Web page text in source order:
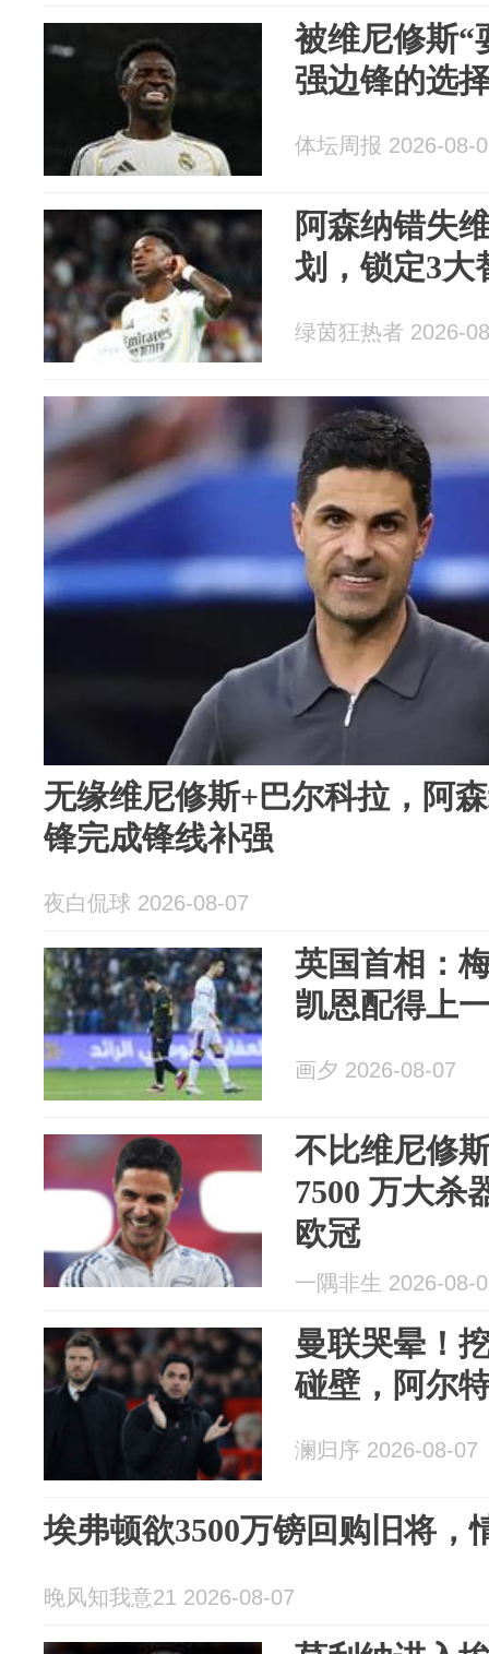
被维尼修斯“
强边锋的选
体坛周报 2026-08-
阿森纳错失
划，锁定3大
绿茵狂热者 2026-
无缘维尼修斯+巴尔科拉，阿
锋完成锋线补强
夜白侃球 2026-08-07
英国首相：
凯恩配得上
画夕 2026-08-07
不比维尼修
7500 万大杀
欧冠
一隅非生 2026-08-
曼联哭晕！
碰壁，阿尔
澜归序 2026-08-07
埃弗顿欲3500万镑回购旧将，
晚风知我意21 2026-08-07